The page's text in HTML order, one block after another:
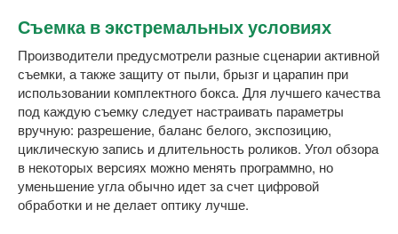
Съемка в экстремальных условиях
Производители предусмотрели разные сценарии активной
съемки, а также защиту от пыли, брызг и царапин при
использовании комплектного бокса. Для лучшего качества
под каждую съемку следует настраивать параметры
вручную: разрешение, баланс белого, экспозицию,
циклическую запись и длительность роликов. Угол обзора
в некоторых версиях можно менять программно, но
уменьшение угла обычно идет за счет цифровой
обработки и не делает оптику лучше.